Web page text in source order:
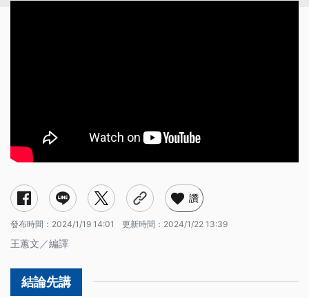
讚
發布時間： 2024/1/19 14:01 更新時間： 2024/1/22 13:39
王蕙文／編譯